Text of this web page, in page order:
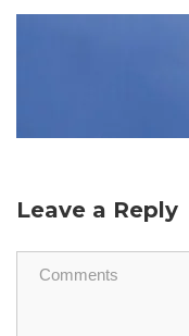
Leave a Reply